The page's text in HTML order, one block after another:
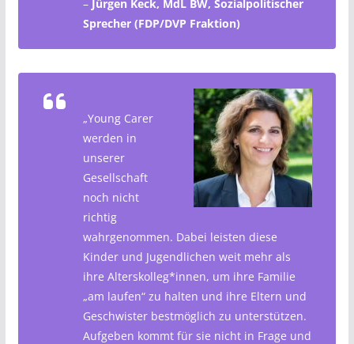
– Jürgen Keck, MdL BW, Sozialpolitischer
Sprecher (FDP/DVP Fraktion)
„Young Carer
werden in
unserer
Gesellschaft
noch nicht
richtig
wahrgenommen. Dabei leisten diese
Kinder und Jugendlichen weit mehr als
ihre Alterskolleg*innen, um ihre Familie
„am laufen“ zu halten und ihre Eltern und
Geschwister bestmöglich zu unterstützen.
Aufgeben kommt für sie nicht in Frage und